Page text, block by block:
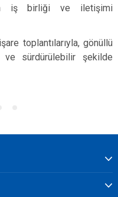
iş birliği ve iletişimi
toplantılarıyla, gönüllü
ve sürdürülebilir şekilde